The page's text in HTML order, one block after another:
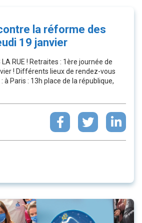
la réforme des
19 janvier
LA RUE ! Retraites : 1ère journée de
! Différents lieux de rendez-vous
à Paris : 13h place de la république,